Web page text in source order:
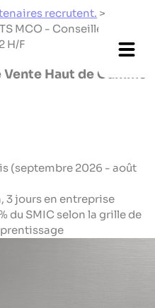
recrutent. >
MCO - Conseiller de
H/F
Haut de Gamme
(septembre 2026 - août
3 jours en entreprise
du SMIC selon la grille de